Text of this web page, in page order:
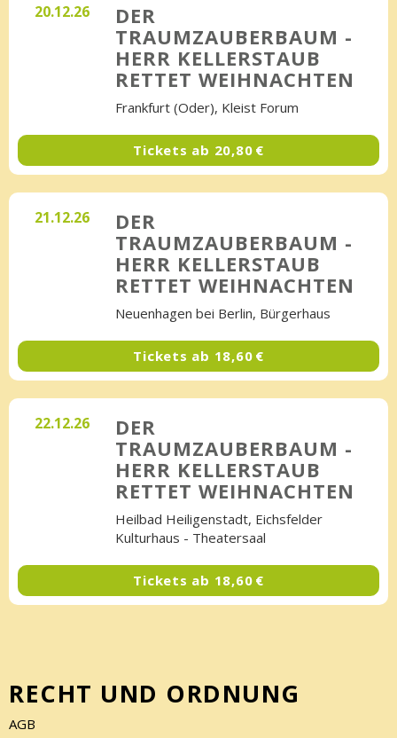
20.12.26
DER
TRAUMZAUBERBAUM -
HERR KELLERSTAUB
RETTET WEIHNACHTEN
Frankfurt (Oder), Kleist Forum
Tickets ab 20,80 €
21.12.26
DER
TRAUMZAUBERBAUM -
HERR KELLERSTAUB
RETTET WEIHNACHTEN
Neuenhagen bei Berlin, Bürgerhaus
Tickets ab 18,60 €
22.12.26
DER
TRAUMZAUBERBAUM -
HERR KELLERSTAUB
RETTET WEIHNACHTEN
Heilbad Heiligenstadt, Eichsfelder
Kulturhaus - Theatersaal
Tickets ab 18,60 €
RECHT UND ORDNUNG
AGB